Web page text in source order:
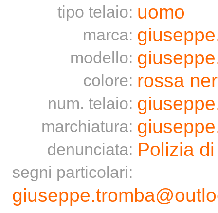
tipo telaio: uomo
marca:
modello:
colore: rossa
num. telaio:
marchiatura:
denunciata: Polizia
segni particolari: